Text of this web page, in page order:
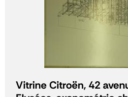
Vitrine Citroën, 42